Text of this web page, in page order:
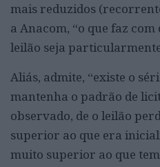
mais reduzidos
a Anacom, “o que faz
leilão seja
Aliás, admite, “existe o
mantenha o padrão de
observado, de o leilão
superior ao que era
muito superior ao que